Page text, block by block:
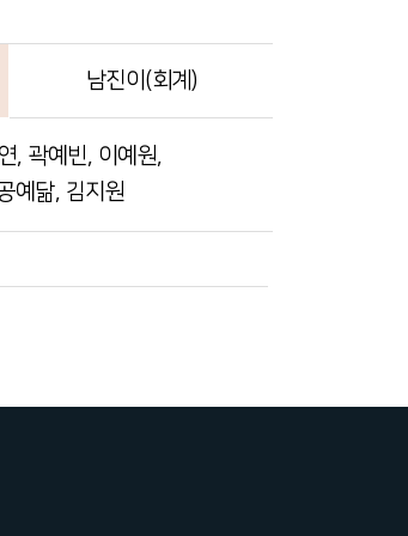
남진이(회계)
, 곽예빈, 이예원,
예닮, 김지원